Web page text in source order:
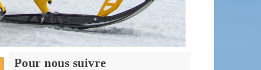
Pour nous suivre